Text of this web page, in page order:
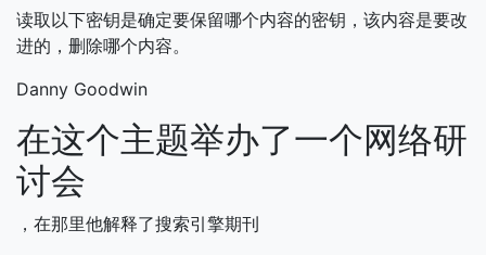
读取以下密钥是确定要保留哪个内容的密钥，该内容是要改
进的，删除哪个内容。
Danny Goodwin
在这个主题举办了一个网络研
讨会
，在那里他解释了搜索引擎期刊